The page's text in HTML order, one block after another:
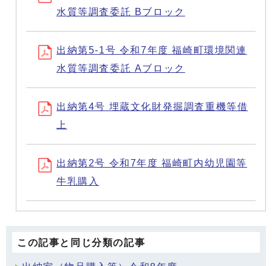
水質等調査委託 Bブロック
出納第5-1号 令和7年度 福崎町環境関連
水質等調査委託 Aブロック
出納第4号 埋蔵文化財発掘調査重機等借
上
出納第2号 令和7年度 福崎町内幼児園等
牛乳購入
この記事と同じ分類の記事